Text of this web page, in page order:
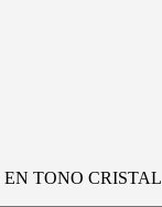
TONO CRISTAL